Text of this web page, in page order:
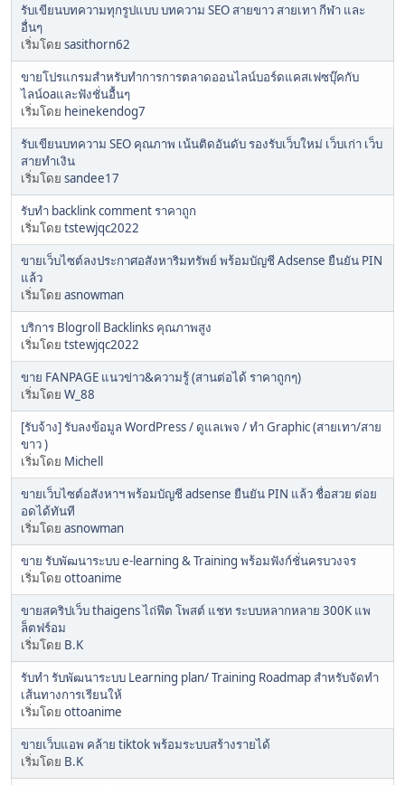
รับเขียนบทความทุกรูปแบบ บทความ SEO สายขาว สายเทา กีฬา และ
อื่นๆ
เริ่มโดย sasithorn62
ขายโปรแกรมสำหรับทำการการตลาดออนไลน์บอร์ดแคสเฟซบุ๊คกับ
ไลน์oaและฟังชั่นอื้นๆ
เริ่มโดย heinekendog7
รับเขียนบทความ SEO คุณภาพ เน้นติดอันดับ รองรับเว็บใหม่ เว็บเก่า เว็บ
สายทำเงิน
เริ่มโดย sandee17
รับทำ backlink comment ราคาถูก
เริ่มโดย tstewjqc2022
ขายเว็บไซต์ลงประกาศอสังหาริมทรัพย์ พร้อมบัญชี Adsense ยืนยัน PIN
แล้ว
เริ่มโดย asnowman
บริการ Blogroll Backlinks คุณภาพสูง
เริ่มโดย tstewjqc2022
ขาย FANPAGE แนวข่าว&ความรู้ (สานต่อได้ ราคาถูกๆ)
เริ่มโดย W_88
​[รับจ้าง] รับลงข้อมูล WordPress / ดูแลเพจ / ทำ Graphic (สายเทา/สาย
ขาว )
เริ่มโดย Michell
ขายเว็บไซต์อสังหาฯ พร้อมบัญชี adsense ยืนยัน PIN แล้ว ชื่อสวย ต่อย
อดได้ทันที
เริ่มโดย asnowman
ขาย รับพัฒนาระบบ e-learning & Training พร้อมฟังก์ชั่นครบวงจร
เริ่มโดย ottoanime
ขายสคริปเว็บ thaigens ไถ่ฟีต โพสต์ แชท ระบบหลากหลาย 300K แพ
ล็ตฟร์อม
เริ่มโดย B.K
รับทำ รับพัฒนาระบบ Learning plan/ Training Roadmap สำหรับจัดทำ
เส้นทางการเรียนให้
เริ่มโดย ottoanime
ขายเว็บแอพ คล้าย tiktok พร้อมระบบสร้างรายได้
เริ่มโดย B.K